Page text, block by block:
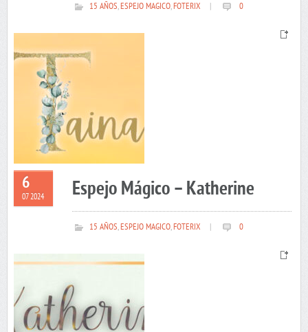
15 AÑOS,ESPEJO MAGICO,FOTERIX 0
6
07 2024 Espejo Mágico – Katherine
15 AÑOS,ESPEJO MAGICO,FOTERIX 0